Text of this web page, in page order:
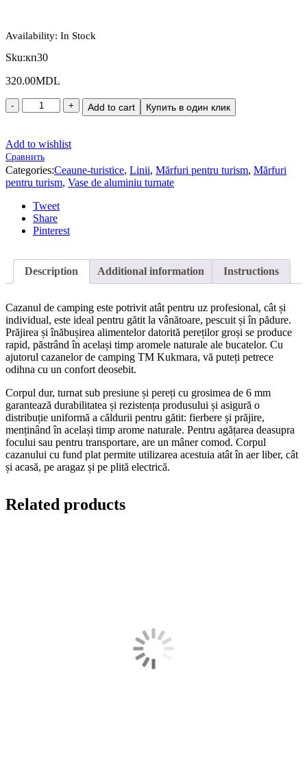
Availability: In Stock
Sku:кп30
320.00MDL
Add to cart Купить в один клик
Add to wishlist
Сравнить
Categories:Ceaune-turistice, Linii, Mărfuri pentru turism, Mărfuri
pentru turism, Vase de aluminiu turnate
Tweet
Share
Pinterest
Description Additional information Instructions
Cazanul de camping este potrivit atât pentru uz profesional, cât și
individual, este ideal pentru gătit la vânătoare, pescuit și în pădure.
Prăjirea și înăbușirea alimentelor datorită pereților groși se produce
rapid, păstrând în același timp aromele naturale ale bucatelor. Cu
ajutorul cazanelor de camping TM Kukmara, vă puteți petrece
odihna cu un confort deosebit.
Corpul dur, turnat sub presiune și pereți cu grosimea de 6 mm
garantează durabilitatea și rezistența produsului și asigură o
distribuție uniformă a căldurii pentru gătit: fierbere și prăjire,
menținând în același timp arome naturale. Pentru agățarea deasupra
focului sau pentru transportare, are un mâner comod. Corpul
cazanului cu fund plat permite utilizarea acestuia atât în ​​aer liber, cât
și acasă, pe aragaz și pe plită electrică.
Related products